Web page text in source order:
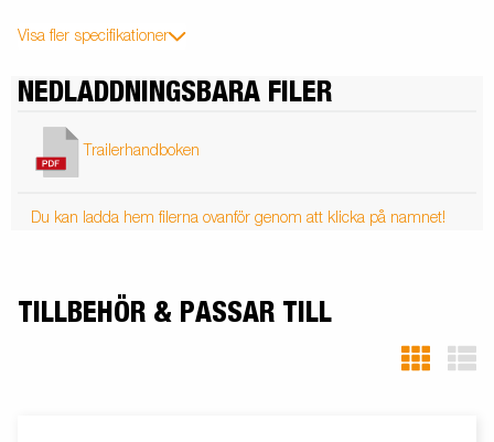
Visa fler specifikationer
NEDLADDNINGSBARA FILER
Trailerhandboken
Du kan ladda hem filerna ovanför genom att klicka på namnet!
TILLBEHÖR & PASSAR TILL